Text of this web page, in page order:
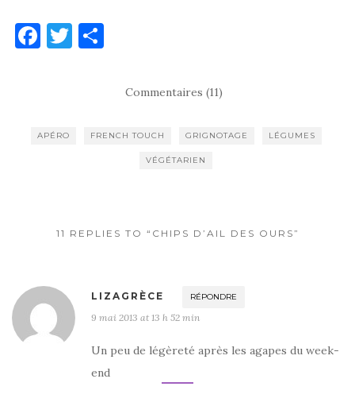
F
b
T
ta
er
Commentaires (11)
APÉRO FRENCH TOUCH GRIGNOTAGE LÉGUMES
VÉGÉTARIEN
11 REPLIES TO “CHIPS D’AIL DES OURS”
LIZAGRÈCE RÉPONDRE
9 mai 2013 at 13 h 52 min
Un peu de légèreté après les agapes du week-
end